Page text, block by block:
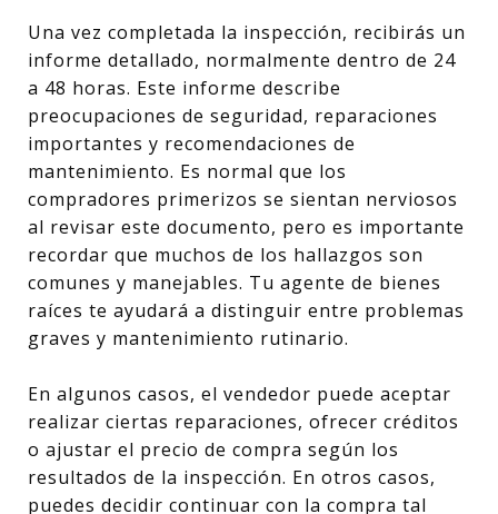
Una vez completada la inspección, recibirás un
informe detallado, normalmente dentro de 24
a 48 horas. Este informe describe
preocupaciones de seguridad, reparaciones
importantes y recomendaciones de
mantenimiento. Es normal que los
compradores primerizos se sientan nerviosos
al revisar este documento, pero es importante
recordar que muchos de los hallazgos son
comunes y manejables. Tu agente de bienes
raíces te ayudará a distinguir entre problemas
graves y mantenimiento rutinario.
En algunos casos, el vendedor puede aceptar
realizar ciertas reparaciones, ofrecer créditos
o ajustar el precio de compra según los
resultados de la inspección. En otros casos,
puedes decidir continuar con la compra tal